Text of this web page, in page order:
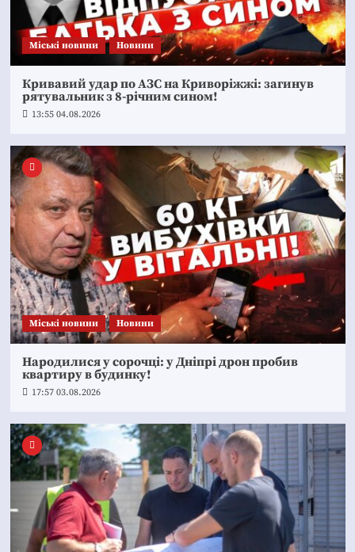
Mіські новини Новини
Кривавий удар по АЗС на Криворіжжі: загинув
рятувальник з 8-річним сином!
13:55 04.08.2026
Mіські новини Новини
Народилися у сорочці: у Дніпрі дрон пробив
квартиру в будинку!
17:57 03.08.2026